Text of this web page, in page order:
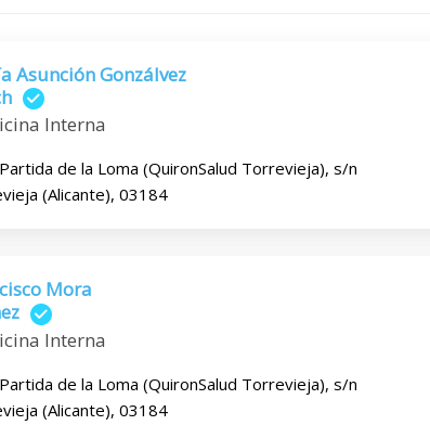
Asunción Gonzálvez
Interna
de la Loma (QuironSalud Torrevieja), s/n
(Alicante), 03184
Mora
Interna
de la Loma (QuironSalud Torrevieja), s/n
(Alicante), 03184